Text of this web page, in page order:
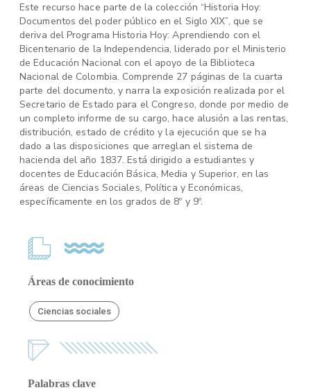
Este recurso hace parte de la colección “Historia Hoy:
Documentos del poder público en el Siglo XIX”, que se
deriva del Programa Historia Hoy: Aprendiendo con el
Bicentenario de la Independencia, liderado por el Ministerio
de Educación Nacional con el apoyo de la Biblioteca
Nacional de Colombia. Comprende 27 páginas de la cuarta
parte del documento, y narra la exposición realizada por el
Secretario de Estado para el Congreso, donde por medio de
un completo informe de su cargo, hace alusión a las rentas,
distribución, estado de crédito y la ejecución que se ha
dado a las disposiciones que arreglan el sistema de
hacienda del año 1837. Está dirigido a estudiantes y
docentes de Educación Básica, Media y Superior, en las
áreas de Ciencias Sociales, Política y Económicas,
específicamente en los grados de 8º y 9º.
Áreas de conocimiento
Ciencias sociales
Palabras clave